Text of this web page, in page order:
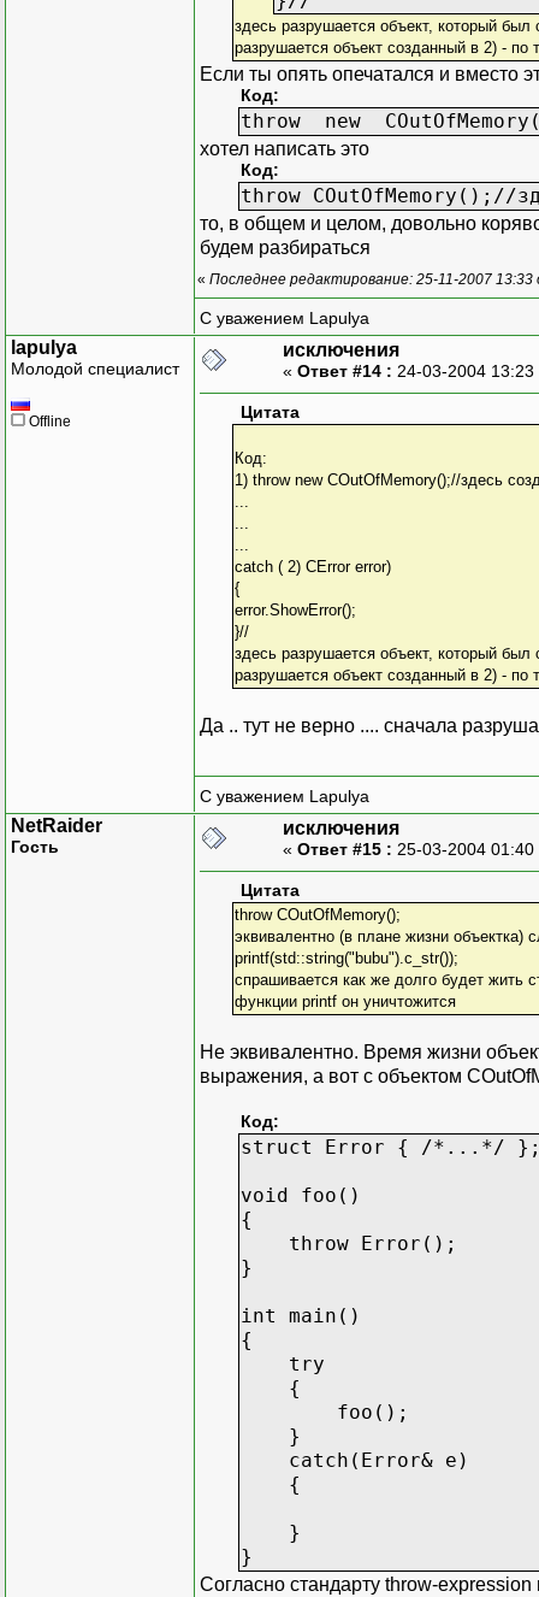
здесь разрушается объект, который
разрушается объект созданный в 2) - по
Если ты опять опечатался и вместо
Код:
throw new
хотел написать это
Код:
throw COutOfMemory();//
то, в общем и целом, довольно
будем разбираться
« Последнее редактирование: 25-11-2007 13:33
С уважением Lapulya
lapulya
Молодой специалист
Offline
исключения
« Ответ #14 : 24-03-2004
Цитата
Код:
1) throw new COutOfMemory();//здесь
catch ( 2) CError error)
{
error.ShowError();
}//
здесь разрушается объект, который
разрушается объект созданный в 2) - по
Да .. тут не верно .... сначала
С уважением Lapulya
NetRaider
Гость
исключения
« Ответ #15 : 25-03-2004
Цитата
throw COutOfMemory();
эквивалентно (в плане жизни объектка)
printf(std::string("bubu").c_str());
спрашивается как же долго будет жить
функции printf он уничтожится
Не эквивалентно. Время жизни
выражения, а вот с объектом
Код:
struct Error { /*...*/
void foo()
{
throw Error();
}
int main()
{
try
{
foo();
}
catch(Error& e)
{
}
}
Согласно стандарту throw-